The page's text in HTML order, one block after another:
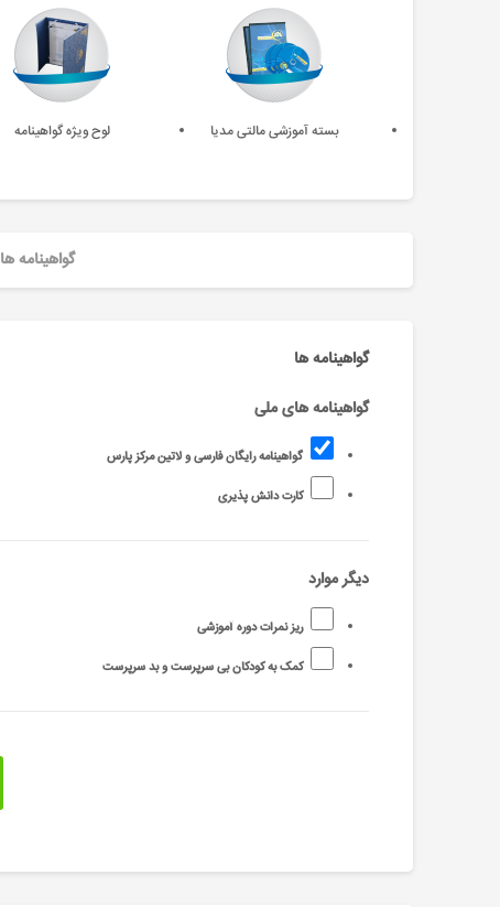
بسته آموزشی مالتی مدیا لوح ویژه گواهینامه
گواهینامه ها
گواهینامه ها
گواهینامه های ملی
گواهینامه رایگان فارسی و لاتین مرکز پارس
کارت دانش پذیری
دیگر موارد
ریز نمرات دوره آموزشی
کمک به کودکان بی سرپرست و بد سرپرست